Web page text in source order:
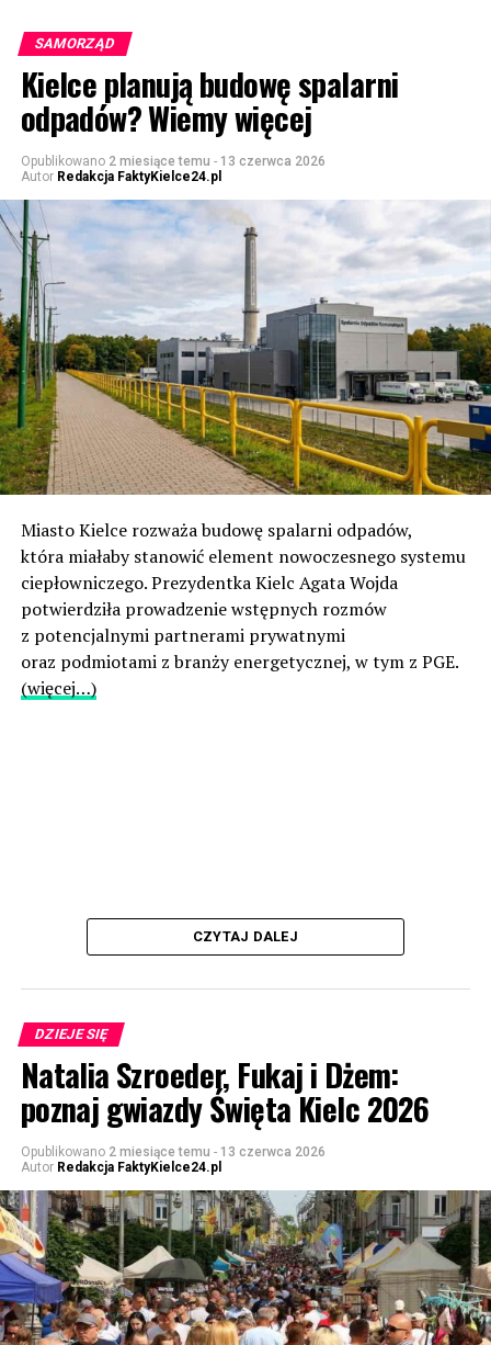
SAMORZĄD
Kielce planują budowę spalarni
odpadów? Wiemy więcej
Opublikowano 2 miesiące temu - 13 czerwca 2026
Autor Redakcja FaktyKielce24.pl
Miasto Kielce rozważa budowę spalarni odpadów,
która miałaby stanowić element nowoczesnego systemu
ciepłowniczego. Prezydentka Kielc Agata Wojda
potwierdziła prowadzenie wstępnych rozmów
z potencjalnymi partnerami prywatnymi
oraz podmiotami z branży energetycznej, w tym z PGE.
(więcej…)
CZYTAJ DALEJ
DZIEJE SIĘ
Natalia Szroeder, Fukaj i Dżem:
poznaj gwiazdy Święta Kielc 2026
Opublikowano 2 miesiące temu - 13 czerwca 2026
Autor Redakcja FaktyKielce24.pl